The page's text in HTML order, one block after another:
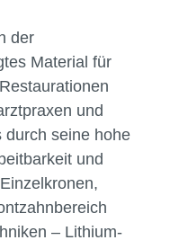
der
Material für
und
durch seine hohe
und
– Lithium-